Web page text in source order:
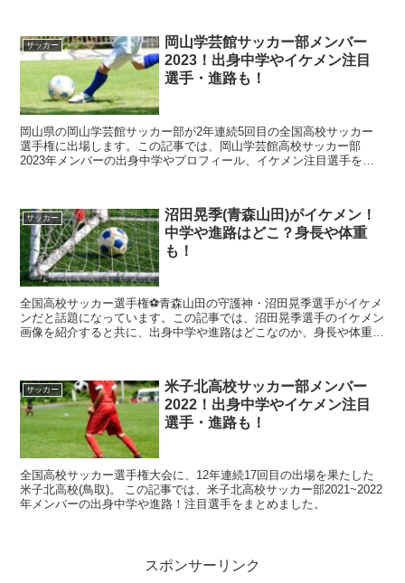
サッカー
岡山学芸館サッカー部メンバー
2023！出身中学やイケメン注目
選手・進路も！
岡山県の岡山学芸館サッカー部が2年連続5回目の全国高校サッカー
選手権に出場します。この記事では、岡山学芸館高校サッカー部
2023年メンバーの出身中学やプロフィール、イケメン注目選手をま
サッカー
沼田晃季(青森山田)がイケメン！
中学や進路はどこ？身長や体重
も！
全国高校サッカー選手権⚽青森山田の守護神・沼田晃季選手がイケメ
ンだと話題になっています。この記事では、沼田晃季選手のイケメン
画像を紹介すると共に、出身中学や進路はどこなのか、身長や体重に
サッカー
米子北高校サッカー部メンバー
2022！出身中学やイケメン注目
選手・進路も！
全国高校サッカー選手権大会に、12年連続17回目の出場を果たした
米子北高校(鳥取)。 この記事では、米子北高校サッカー部2021~2022
年メンバーの出身中学や進路！注目選手をまとめました。
スポンサーリンク